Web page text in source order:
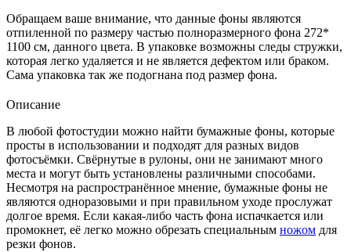
Обращаем ваше внимание, что данные фоны являются
отпиленной по размеру частью полноразмерного фона 272*
1100 см, данного цвета. В упаковке возможны следы стружки,
которая легко удаляется и не является дефектом или браком.
Сама упаковка так же подогнана под размер фона.
Описание
В любой фотостудии можно найти бумажные фоны, которые
просты в использовании и подходят для разных видов
фотосъёмки. Свёрнутые в рулоны, они не занимают много
места и могут быть установлены различными способами.
Несмотря на распространённое мнение, бумажные фоны не
являются одноразовыми и при правильном уходе прослужат
долгое время. Если какая-либо часть фона испачкается или
промокнет, её легко можно обрезать специальным ножом для
резки фонов.